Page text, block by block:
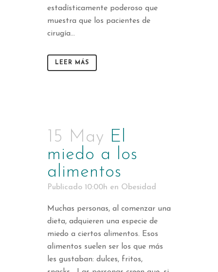
estadísticamente poderoso que
muestra que los pacientes de
cirugía...
LEER MÁS
15 May El
miedo a los
alimentos
Publicado 10:00h en Obesidad
Muchas personas, al comenzar una
dieta, adquieren una especie de
miedo a ciertos alimentos. Esos
alimentos suelen ser los que más
les gustaban: dulces, fritos,